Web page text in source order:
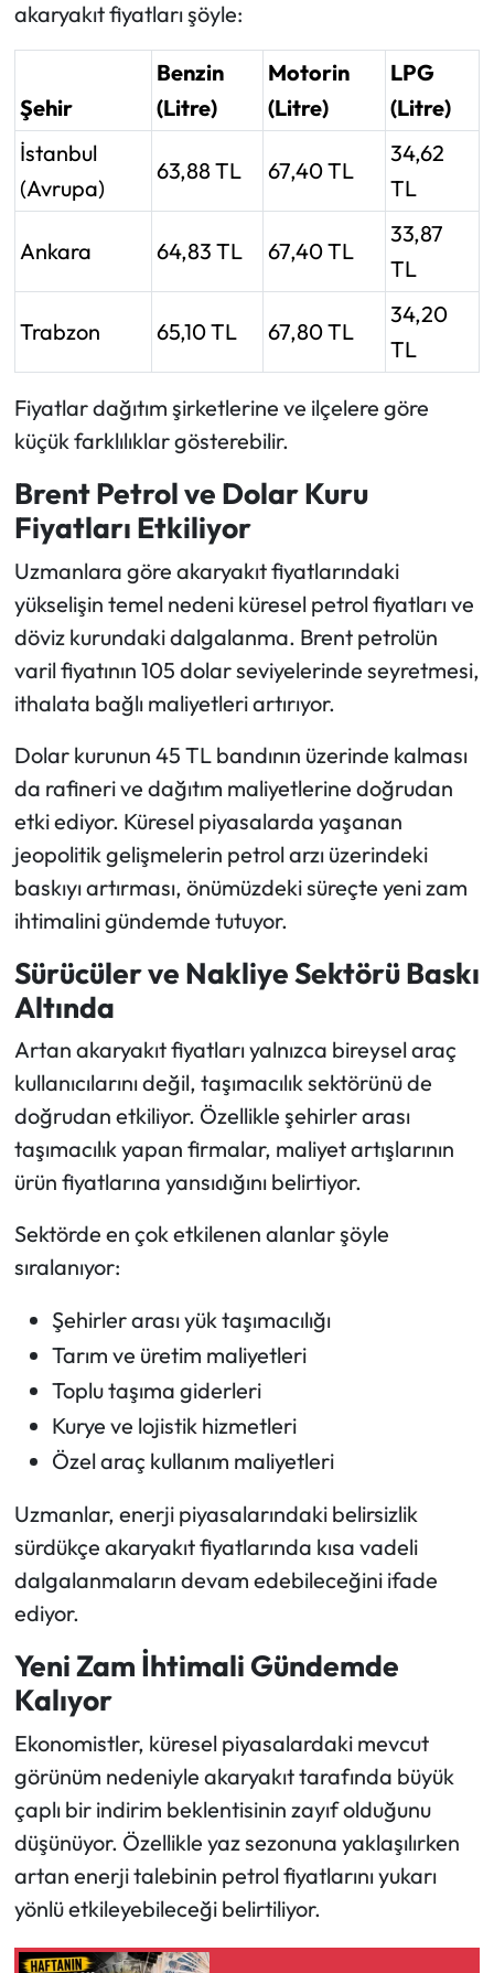
akaryakıt fiyatları şöyle:
Şehir
Benzin
(Litre)
Motorin
(Litre)
LPG
(Litre)
İstanbul
(Avrupa)
63,88 TL 67,40 TL
34,62
TL
Ankara 64,83 TL 67,40 TL
33,87
TL
Trabzon 65,10 TL 67,80 TL
34,20
TL
Fiyatlar dağıtım şirketlerine ve ilçelere göre
küçük farklılıklar gösterebilir.
Brent Petrol ve Dolar Kuru
Fiyatları Etkiliyor
Uzmanlara göre akaryakıt fiyatlarındaki
yükselişin temel nedeni küresel petrol fiyatları ve
döviz kurundaki dalgalanma. Brent petrolün
varil fiyatının 105 dolar seviyelerinde seyretmesi,
ithalata bağlı maliyetleri artırıyor.
Dolar kurunun 45 TL bandının üzerinde kalması
da rafineri ve dağıtım maliyetlerine doğrudan
etki ediyor. Küresel piyasalarda yaşanan
jeopolitik gelişmelerin petrol arzı üzerindeki
baskıyı artırması, önümüzdeki süreçte yeni zam
ihtimalini gündemde tutuyor.
Sürücüler ve Nakliye Sektörü Baskı
Altında
Artan akaryakıt fiyatları yalnızca bireysel araç
kullanıcılarını değil, taşımacılık sektörünü de
doğrudan etkiliyor. Özellikle şehirler arası
taşımacılık yapan firmalar, maliyet artışlarının
ürün fiyatlarına yansıdığını belirtiyor.
Sektörde en çok etkilenen alanlar şöyle
sıralanıyor:
Şehirler arası yük taşımacılığı
Tarım ve üretim maliyetleri
Toplu taşıma giderleri
Kurye ve lojistik hizmetleri
Özel araç kullanım maliyetleri
Uzmanlar, enerji piyasalarındaki belirsizlik
sürdükçe akaryakıt fiyatlarında kısa vadeli
dalgalanmaların devam edebileceğini ifade
ediyor.
Yeni Zam İhtimali Gündemde
Kalıyor
Ekonomistler, küresel piyasalardaki mevcut
görünüm nedeniyle akaryakıt tarafında büyük
çaplı bir indirim beklentisinin zayıf olduğunu
düşünüyor. Özellikle yaz sezonuna yaklaşılırken
artan enerji talebinin petrol fiyatlarını yukarı
yönlü etkileyebileceği belirtiliyor.